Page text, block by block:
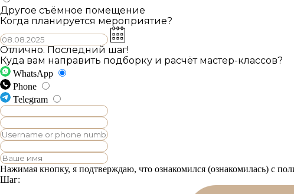
Другое съёмное помещение
Когда планируется мероприятие?
Отлично. Последний шаг!
Куда вам направить подборку и расчёт мастер-классов?
WhatsApp
Phone
Telegram
Нажимая кнопку, я подтверждаю, что ознакомился (ознакомилась) с
Шаг: